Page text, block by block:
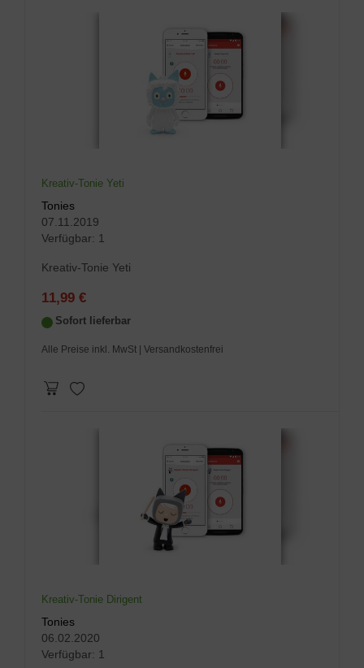
Kreativ-Tonie Yeti
Tonies
07.11.2019
Verfügbar: 1
Kreativ-Tonie Yeti
11,99 €
Sofort lieferbar
Alle Preise inkl. MwSt | Versandkostenfrei
Kreativ-Tonie Dirigent
Tonies
06.02.2020
Verfügbar: 1